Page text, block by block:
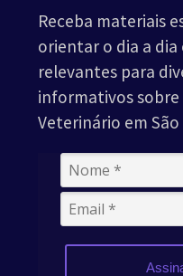
Receba materiais
orientar o dia a dia
relevantes para
informativos
Veterinário em São